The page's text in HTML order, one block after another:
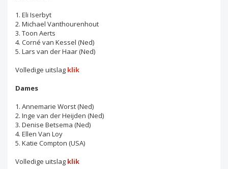
1. Eli Iserbyt
2. Michael Vanthourenhout
3. Toon Aerts
4. Corné van Kessel (Ned)
5. Lars van der Haar (Ned)
Volledige uitslag klik
Dames
1. Annemarie Worst (Ned)
2. Inge van der Heijden (Ned)
3. Denise Betsema (Ned)
4. Ellen Van Loy
5. Katie Compton (USA)
Volledige uitslag klik